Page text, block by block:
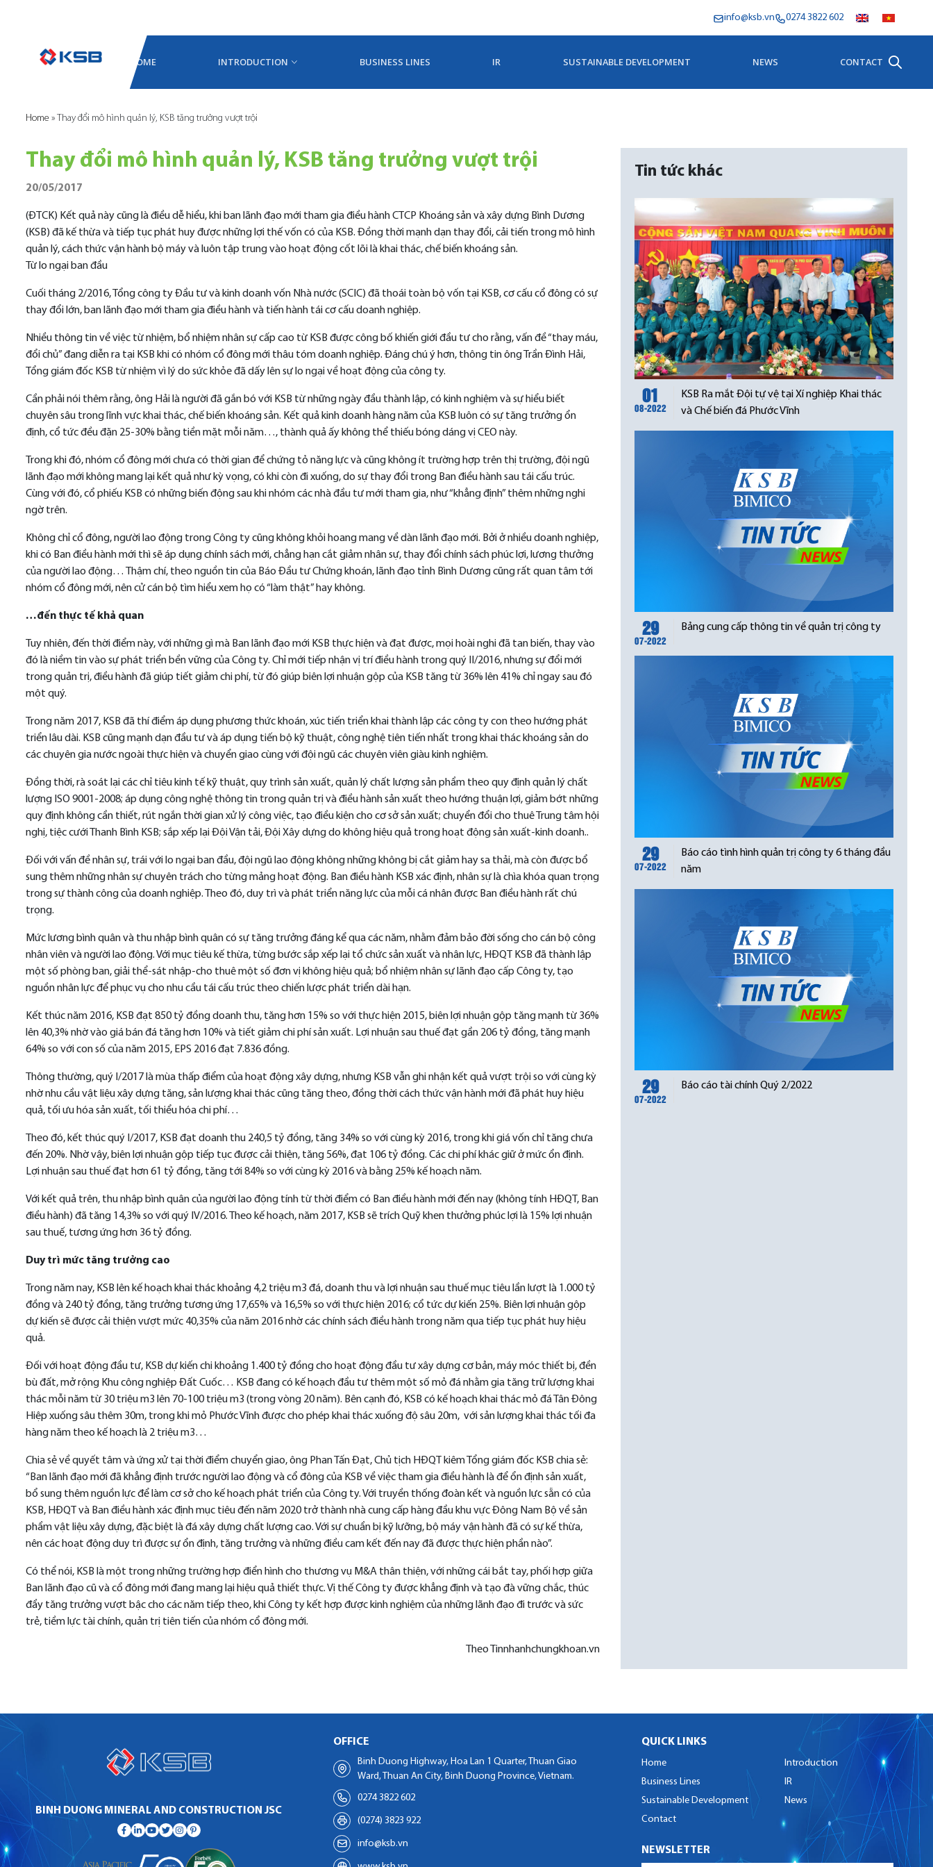
info@ksb.vn 0274 3822 602
HOME INTRODUCTION BUSINESS LINES IR SUSTAINABLE DEVELOPMENT NEWS CONTACT
Home » Thay đổi mô hình quản lý, KSB tăng trưởng vượt trội
Thay đổi mô hình quản lý, KSB tăng trưởng vượt trội
20/05/2017
(ĐTCK) Kết quả này cũng là điều dễ hiểu, khi ban lãnh đạo mới tham gia điều hành CTCP Khoáng sản và xây dựng Bình Dương
(KSB) đã kế thừa và tiếp tục phát huy được những lợi thế vốn có của KSB. Đồng thời mạnh dạn thay đổi, cải tiến trong mô hình
quản lý, cách thức vận hành bộ máy và luôn tập trung vào hoạt động cốt lõi là khai thác, chế biến khoáng sản.
Từ lo ngại ban đầu
Cuối tháng 2/2016, Tổng công ty Đầu tư và kinh doanh vốn Nhà nước (SCIC) đã thoái toàn bộ vốn tại KSB, cơ cấu cổ đông có sự
thay đổi lớn, ban lãnh đạo mới tham gia điều hành và tiến hành tái cơ cấu doanh nghiệp.
Nhiều thông tin về việc từ nhiệm, bổ nhiệm nhân sự cấp cao từ KSB được công bố khiến giới đầu tư cho rằng, vấn đề “thay máu,
đổi chủ” đang diễn ra tại KSB khi có nhóm cổ đông mới thâu tóm doanh nghiệp. Đáng chú ý hơn, thông tin ông Trần Đình Hải,
Tổng giám đốc KSB từ nhiệm vì lý do sức khỏe đã dấy lên sự lo ngại về hoạt động của công ty.
Cần phải nói thêm rằng, ông Hải là người đã gắn bó với KSB từ những ngày đầu thành lập, có kinh nghiệm và sự hiểu biết
chuyên sâu trong lĩnh vực khai thác, chế biến khoáng sản. Kết quả kinh doanh hàng năm của KSB luôn có sự tăng trưởng ổn
định, cổ tức đều đặn 25-30% bằng tiền mặt mỗi năm…, thành quả ấy không thể thiếu bóng dáng vị CEO này.
Trong khi đó, nhóm cổ đông mới chưa có thời gian để chứng tỏ năng lực và cũng không ít trường hợp trên thị trường, đội ngũ
lãnh đạo mới không mang lại kết quả như kỳ vọng, có khi còn đi xuống, do sự thay đổi trong Ban điều hành sau tái cấu trúc.
Cùng với đó, cổ phiếu KSB có những biến động sau khi nhóm các nhà đầu tư mới tham gia, như “khẳng định” thêm những nghi
ngờ trên.
Không chỉ cổ đông, người lao động trong Công ty cũng không khỏi hoang mang về dàn lãnh đạo mới. Bởi ở nhiều doanh nghiệp,
khi có Ban điều hành mới thì sẽ áp dụng chính sách mới, chẳng hạn cắt giảm nhân sự, thay đổi chính sách phúc lợi, lương thưởng
của người lao động… Thậm chí, theo nguồn tin của Báo Đầu tư Chứng khoán, lãnh đạo tỉnh Bình Dương cũng rất quan tâm tới
nhóm cổ đông mới, nên cử cán bộ tìm hiểu xem họ có “làm thật” hay không.
…đến thực tế khả quan
Tuy nhiên, đến thời điểm này, với những gì mà Ban lãnh đạo mới KSB thực hiện và đạt được, mọi hoài nghi đã tan biến, thay vào
đó là niềm tin vào sự phát triển bền vững của Công ty. Chỉ mới tiếp nhận vị trí điều hành trong quý II/2016, nhưng sự đổi mới
trong quản trị, điều hành đã giúp tiết giảm chi phí, từ đó giúp biên lợi nhuận gộp của KSB tăng từ 36% lên 41% chỉ ngay sau đó
một quý.
Trong năm 2017, KSB đã thí điểm áp dụng phương thức khoán, xúc tiến triển khai thành lập các công ty con theo hướng phát
triển lâu dài. KSB cũng mạnh dạn đầu tư và áp dụng tiến bộ kỹ thuật, công nghệ tiên tiến nhất trong khai thác khoáng sản do
các chuyên gia nước ngoài thực hiện và chuyển giao cùng với đội ngũ các chuyên viên giàu kinh nghiệm.
Đồng thời, rà soát lại các chỉ tiêu kinh tế kỹ thuật, quy trình sản xuất, quản lý chất lượng sản phẩm theo quy định quản lý chất
lượng ISO 9001-2008; áp dụng công nghệ thông tin trong quản trị và điều hành sản xuất theo hướng thuận lợi, giảm bớt những
quy định không cần thiết, rút ngắn thời gian xử lý công việc, tạo điều kiện cho cơ sở sản xuất; chuyển đổi cho thuê Trung tâm hội
nghị, tiệc cưới Thanh Bình KSB; sắp xếp lại Đội Vận tải, Đội Xây dựng do không hiệu quả trong hoạt động sản xuất-kinh doanh..
Đối với vấn đề nhân sự, trái với lo ngại ban đầu, đội ngũ lao động không những không bị cắt giảm hay sa thải, mà còn được bổ
sung thêm những nhân sự chuyên trách cho từng mảng hoạt động. Ban điều hành KSB xác định, nhân sự là chìa khóa quan trọng
trong sự thành công của doanh nghiệp. Theo đó, duy trì và phát triển năng lực của mỗi cá nhân được Ban điều hành rất chú
trọng.
Mức lương bình quân và thu nhập bình quân có sự tăng trưởng đáng kể qua các năm, nhằm đảm bảo đời sống cho cán bộ công
nhân viên và người lao động. Với mục tiêu kế thừa, từng bước sắp xếp lại tổ chức sản xuất và nhân lực, HĐQT KSB đã thành lập
một số phòng ban, giải thể-sát nhập-cho thuê một số đơn vị không hiệu quả; bổ nhiệm nhân sự lãnh đạo cấp Công ty, tạo
nguồn nhân lực để phục vụ cho nhu cầu tái cấu trúc theo chiến lược phát triển dài hạn.
Kết thúc năm 2016, KSB đạt 850 tỷ đồng doanh thu, tăng hơn 15% so với thực hiện 2015, biên lợi nhuận gộp tăng mạnh từ 36%
lên 40,3% nhờ vào giá bán đá tăng hơn 10% và tiết giảm chi phí sản xuất. Lợi nhuận sau thuế đạt gần 206 tỷ đồng, tăng mạnh
64% so với con số của năm 2015, EPS 2016 đạt 7.836 đồng.
Thông thường, quý I/2017 là mùa thấp điểm của hoạt động xây dựng, nhưng KSB vẫn ghi nhận kết quả vượt trội so với cùng kỳ
nhờ nhu cầu vật liệu xây dựng tăng, sản lượng khai thác cũng tăng theo, đồng thời cách thức vận hành mới đã phát huy hiệu
quả, tối ưu hóa sản xuất, tối thiểu hóa chi phí…
Theo đó, kết thúc quý I/2017, KSB đạt doanh thu 240,5 tỷ đồng, tăng 34% so với cùng kỳ 2016, trong khi giá vốn chỉ tăng chưa
đến 20%. Nhờ vậy, biên lợi nhuận gộp tiếp tục được cải thiện, tăng 56%, đạt 106 tỷ đồng. Các chi phí khác giữ ở mức ổn định.
Lợi nhuận sau thuế đạt hơn 61 tỷ đồng, tăng tới 84% so với cùng kỳ 2016 và bằng 25% kế hoạch năm.
Với kết quả trên, thu nhập bình quân của người lao động tính từ thời điểm có Ban điều hành mới đến nay (không tính HĐQT, Ban
điều hành) đã tăng 14,3% so với quý IV/2016. Theo kế hoạch, năm 2017, KSB sẽ trích Quỹ khen thưởng phúc lợi là 15% lợi nhuận
sau thuế, tương ứng hơn 36 tỷ đồng.
Duy trì mức tăng trưởng cao
Trong năm nay, KSB lên kế hoạch khai thác khoảng 4,2 triệu m3 đá, doanh thu và lợi nhuận sau thuế mục tiêu lần lượt là 1.000 tỷ
đồng và 240 tỷ đồng, tăng trưởng tương ứng 17,65% và 16,5% so với thực hiện 2016; cổ tức dự kiến 25%. Biên lợi nhuận gộp
dự kiến sẽ được cải thiện vượt mức 40,35% của năm 2016 nhờ các chính sách điều hành trong năm qua tiếp tục phát huy hiệu
quả.
Đối với hoạt động đầu tư, KSB dự kiến chi khoảng 1.400 tỷ đồng cho hoạt động đầu tư xây dựng cơ bản, máy móc thiết bị, đền
bù đất, mở rộng Khu công nghiệp Đất Cuốc… KSB đang có kế hoạch đầu tư thêm một số mỏ đá nhằm gia tăng trữ lượng khai
thác mỗi năm từ 30 triệu m3 lên 70-100 triệu m3 (trong vòng 20 năm). Bên cạnh đó, KSB có kế hoạch khai thác mỏ đá Tân Đông
Hiệp xuống sâu thêm 30m, trong khi mỏ Phước Vĩnh được cho phép khai thác xuống độ sâu 20m, với sản lượng khai thác tối đa
hàng năm theo kế hoạch là 2 triệu m3…
Chia sẻ về quyết tâm và ứng xử tại thời điểm chuyển giao, ông Phan Tấn Đạt, Chủ tịch HĐQT kiêm Tổng giám đốc KSB chia sẻ:
“Ban lãnh đạo mới đã khẳng định trước người lao động và cổ đông của KSB về việc tham gia điều hành là để ổn định sản xuất,
bổ sung thêm nguồn lực để làm cơ sở cho kế hoạch phát triển của Công ty. Với truyền thống đoàn kết và nguồn lực sẵn có của
KSB, HĐQT và Ban điều hành xác định mục tiêu đến năm 2020 trở thành nhà cung cấp hàng đầu khu vực Đông Nam Bộ về sản
phẩm vật liệu xây dựng, đặc biệt là đá xây dựng chất lượng cao. Với sự chuẩn bị kỹ lưỡng, bộ máy vận hành đã có sự kế thừa,
nên các hoạt động duy trì được sự ổn định, tăng trưởng và những điều cam kết đến nay đã được thực hiện phần nào”.
Có thể nói, KSB là một trong những trường hợp điển hình cho thương vụ M&A thân thiện, với những cái bắt tay, phối hợp giữa
Ban lãnh đạo cũ và cổ đông mới đang mang lại hiệu quả thiết thực. Vị thế Công ty được khẳng định và tạo đà vững chắc, thúc
đẩy tăng trưởng vượt bậc cho các năm tiếp theo, khi Công ty kết hợp được kinh nghiệm của những lãnh đạo đi trước và sức
trẻ, tiềm lực tài chính, quản trị tiên tiến của nhóm cổ đông mới.
Theo Tinnhanhchungkhoan.vn
Tin tức khác
01
08-2022
KSB Ra mắt Đội tự vệ tại Xí nghiệp Khai thác
và Chế biến đá Phước Vĩnh
29
07-2022
Bảng cung cấp thông tin về quản trị công ty
29
07-2022
Báo cáo tình hình quản trị công ty 6 tháng đầu
năm
29
07-2022
Báo cáo tài chính Quý 2/2022
BINH DUONG MINERAL AND CONSTRUCTION JSC
OFFICE
Binh Duong Highway, Hoa Lan 1 Quarter, Thuan Giao
Ward, Thuan An City, Binh Duong Province, Vietnam.
0274 3822 602
(0274) 3823 922
info@ksb.vn
QUICK LINKS
Home
Introduction
Business Lines
IR
Sustainable Development
News
Contact
NEWSLETTER